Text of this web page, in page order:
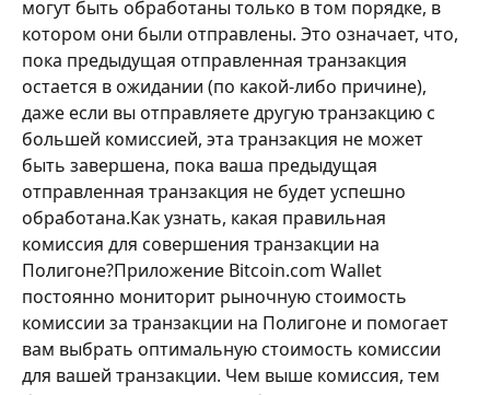
могут быть обработаны только в том порядке, в
котором они были отправлены. Это означает, что,
пока предыдущая отправленная транзакция
остается в ожидании (по какой-либо причине),
даже если вы отправляете другую транзакцию с
большей комиссией, эта транзакция не может
быть завершена, пока ваша предыдущая
отправленная транзакция не будет успешно
обработана.Как узнать, какая правильная
комиссия для совершения транзакции на
Полигоне?Приложение Bitcoin.com Wallet
постоянно мониторит рыночную стоимость
комиссии за транзакции на Полигоне и помогает
вам выбрать оптимальную стоимость комиссии
для вашей транзакции. Чем выше комиссия, тем